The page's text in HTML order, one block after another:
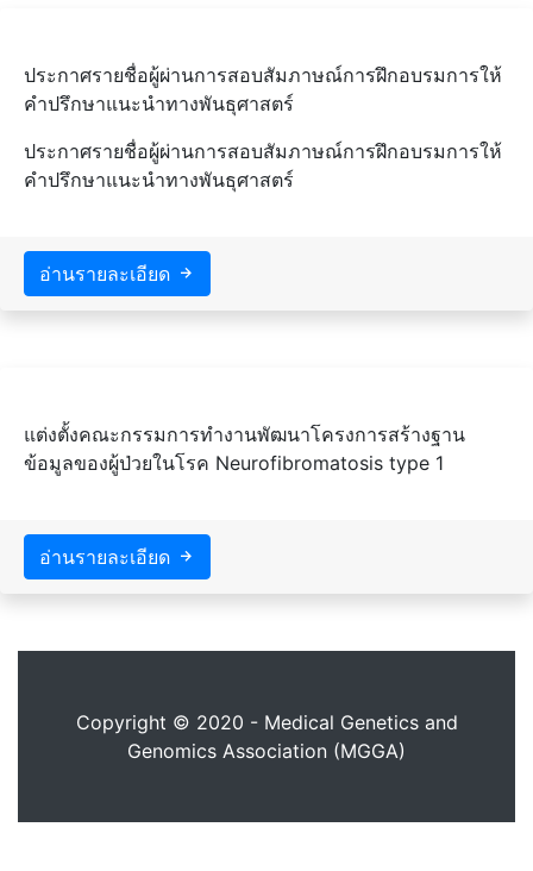
ประกาศรายชื่อผู้ผ่านการสอบสัมภาษณ์การฝึกอบรมการให้
คำปรึกษาแนะนำทางพันธุศาสตร์
ประกาศรายชื่อผู้ผ่านการสอบสัมภาษณ์การฝึกอบรมการให้
คำปรึกษาแนะนำทางพันธุศาสตร์
อ่านรายละเอียด
แต่งตั้งคณะกรรมการทำงานพัฒนาโครงการสร้างฐาน
ข้อมูลของผู้ป่วยในโรค Neurofibromatosis type 1
อ่านรายละเอียด
Copyright © 2020 - Medical Genetics and
Genomics Association (MGGA)